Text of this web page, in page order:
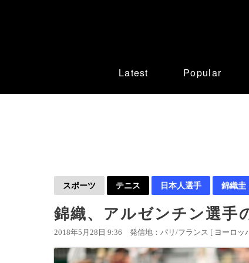
Latest Popular
スポーツ テニス 日本人選手 錦織圭
錦織、アルゼンチン選手
2018年5月28日 9:36 発信地：パリ/フランス [ ヨーロッ